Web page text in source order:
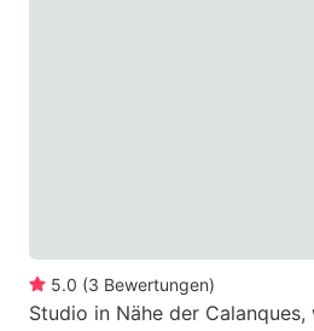
5.0 (3 Bewertungen)
Studio in Nähe der Calanques,